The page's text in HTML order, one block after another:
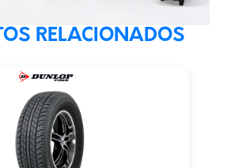
RELACIONADOS